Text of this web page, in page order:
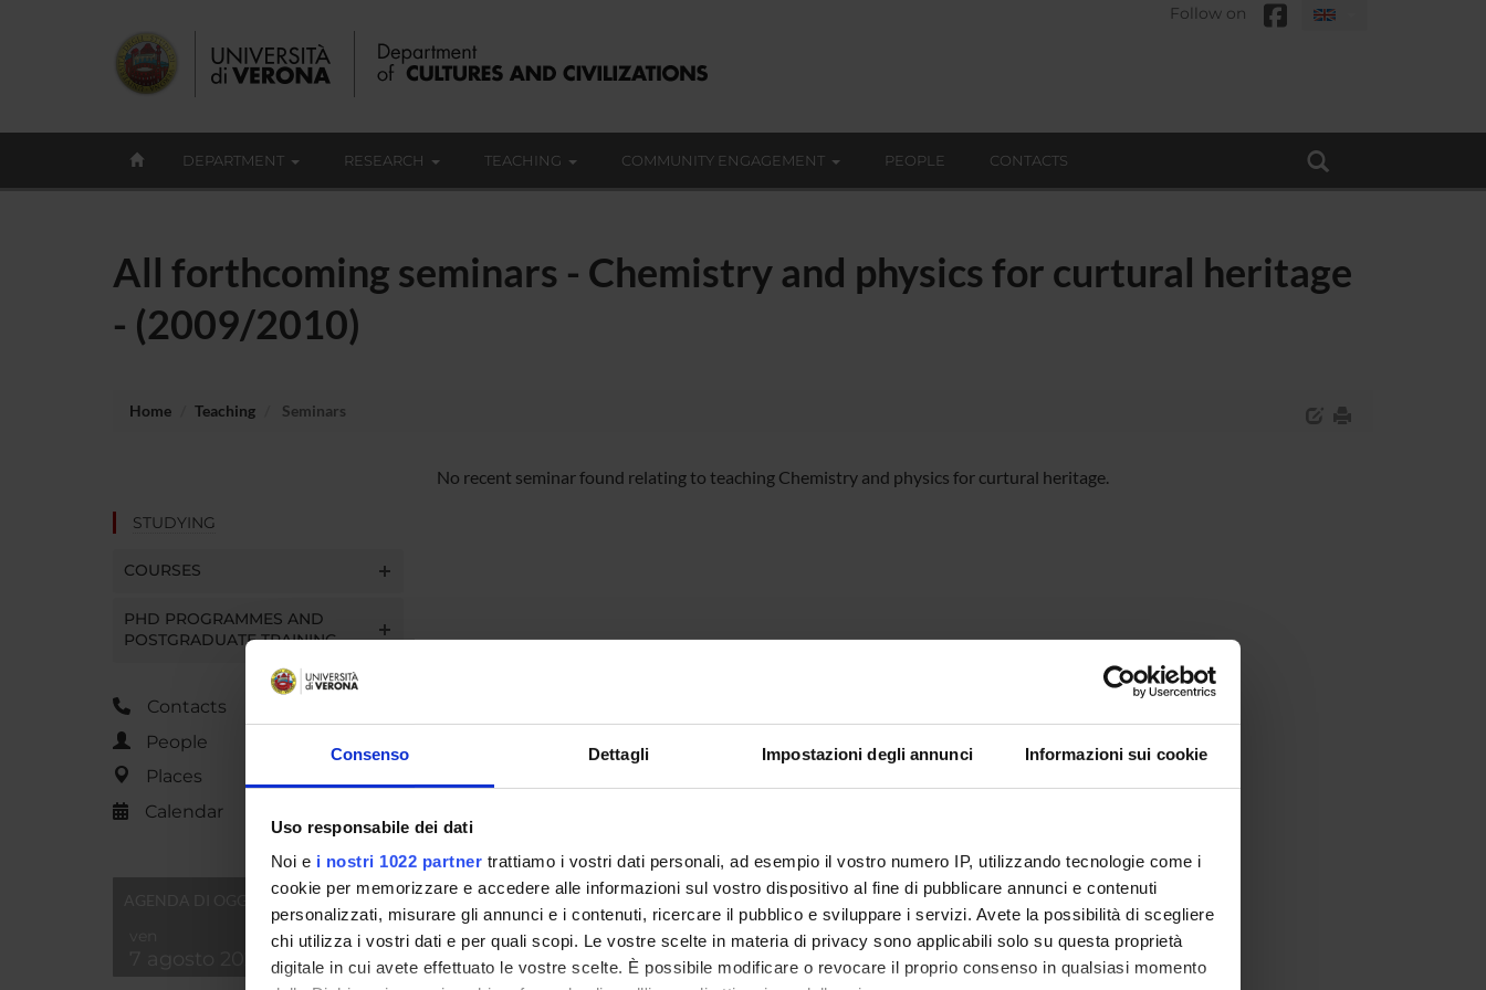
Consenso Dettagli Impostazioni degli annunci Informazioni sui cookie
Uso responsabile dei dati
Noi e i nostri 1022 partner trattiamo i vostri dati personali, ad esempio il vostro numero IP, utilizzando tecnologie come i
cookie per memorizzare e accedere alle informazioni sul vostro dispositivo al fine di pubblicare annunci e contenuti
personalizzati, misurare gli annunci e i contenuti, ricercare il pubblico e sviluppare i servizi. Avete la possibilità di scegliere
chi utilizza i vostri dati e per quali scopi. Le vostre scelte in materia di privacy sono applicabili solo su questa proprietà
digitale in cui avete effettuato le vostre scelte. È possibile modificare o revocare il proprio consenso in qualsiasi momento
Follow on
DEPARTMENT RESEARCH TEACHING COMMUNITY ENGAGEMENT PEOPLE CONTACTS
All forthcoming seminars - Chemistry and physics for curtural heritage
- (2009/2010)
Home Teaching Seminars
STUDYING
COURSES
PHD PROGRAMMES AND
POSTGRADUATE TRAINING
Contacts
People
Places
Calendar
No recent seminar found relating to teaching Chemistry and physics for curtural heritage.